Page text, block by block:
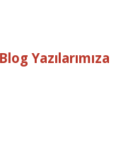
Yazılarımıza